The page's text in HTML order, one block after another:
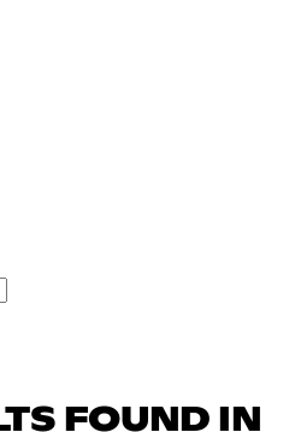
FOUND IN